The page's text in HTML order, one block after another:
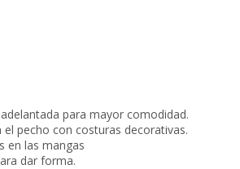
para mayor comodidad.
el pecho con costuras decorativas.
en las mangas
dar forma.